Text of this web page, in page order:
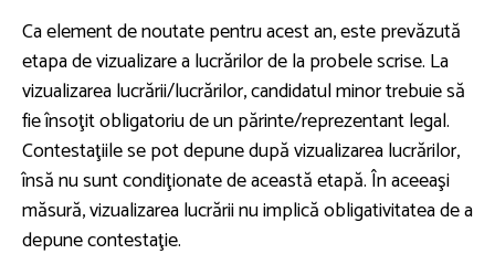
Ca element de noutate pentru acest an, este prevăzută
etapa de vizualizare a lucrărilor de la probele scrise. La
vizualizarea lucrării/lucrărilor, candidatul minor trebuie să
fie însoţit obligatoriu de un părinte/reprezentant legal.
Contestaţiile se pot depune după vizualizarea lucrărilor,
însă nu sunt condiţionate de această etapă. În aceeaşi
măsură, vizualizarea lucrării nu implică obligativitatea de a
depune contestaţie.